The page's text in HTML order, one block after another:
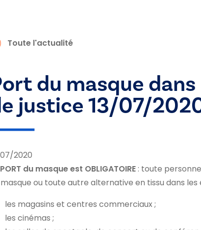
Toute l'actualité
du masque
justice 13/07/
2020
du masque est OBLIGATOIRE: toute
ou toute autre alternative en tissu dans les
les magasins et centres commerciaux ;
les cinémas ;